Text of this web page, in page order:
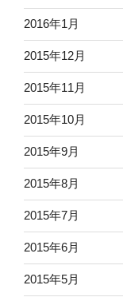
2016年1月
2015年12月
2015年11月
2015年10月
2015年9月
2015年8月
2015年7月
2015年6月
2015年5月